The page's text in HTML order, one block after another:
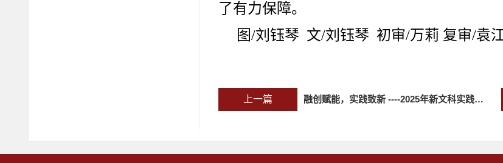
了有力保障。
图/刘钰琴 文/刘钰琴 初审/万莉 复审/袁
上一篇 融创赋能，实践致新 ----2025年新文科实践创新大赛校赛圆满落幕